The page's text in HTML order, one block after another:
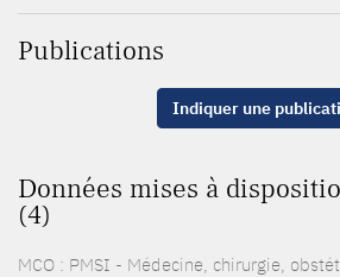
Publications
Indiquer une
Données mises à
(4)
MCO : PMSI - Médecine, chirurgie,